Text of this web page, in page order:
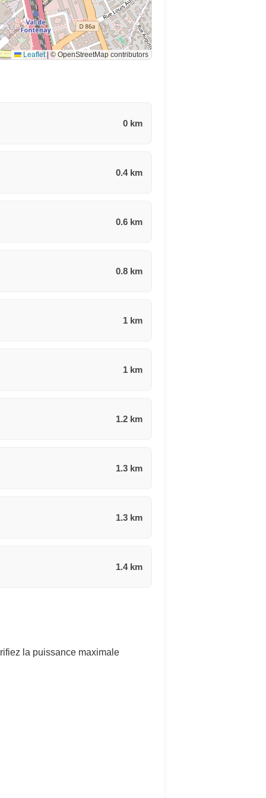
Leaflet © OpenStreetMap contributors
0 km
0.4 km
0.6 km
0.8 km
1 km
1 km
1.2 km
1.3 km
1.3 km
1.4 km
la puissance maximale